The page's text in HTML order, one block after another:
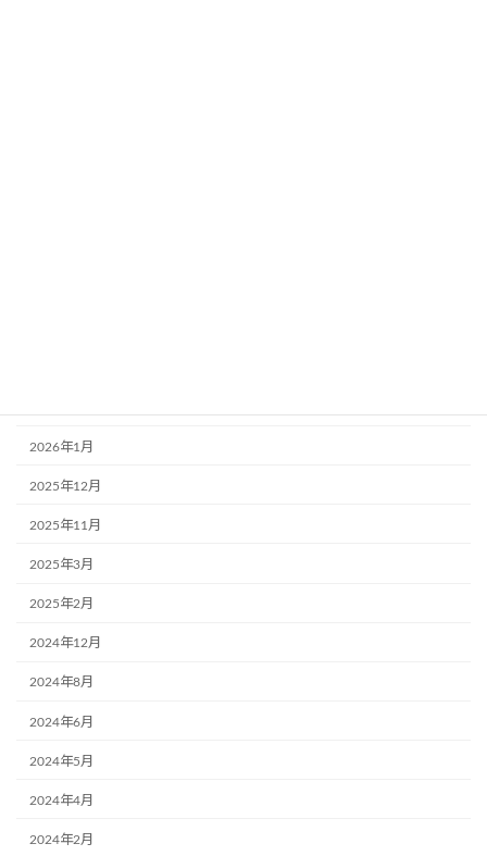
2026年1月
2025年12月
2025年11月
2025年3月
2025年2月
2024年12月
2024年8月
2024年6月
2024年5月
2024年4月
2024年2月